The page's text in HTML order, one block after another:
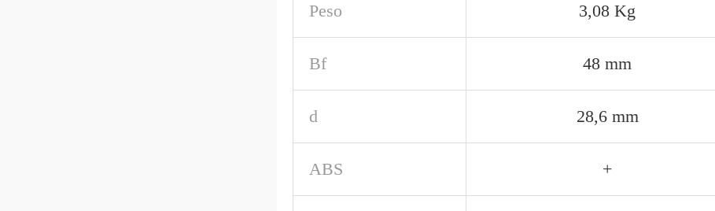
Peso 3,08 Kg
Bf 48 mm
d 28,6 mm
ABS +